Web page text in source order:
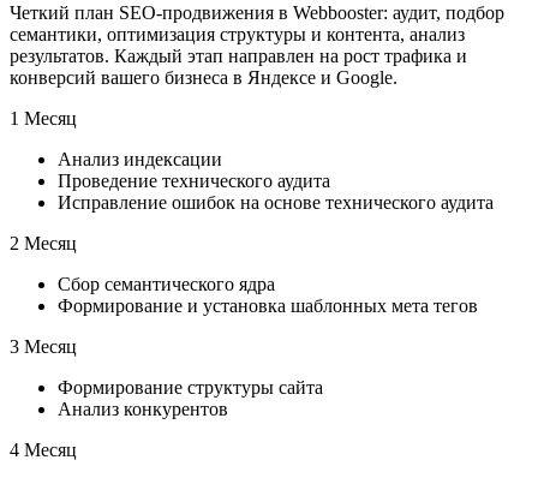
Четкий план SEO-продвижения в Webbooster: аудит, подбор
семантики, оптимизация структуры и контента, анализ
результатов. Каждый этап направлен на рост трафика и
конверсий вашего бизнеса в Яндексе и Google.
1 Месяц
Анализ индексации
Проведение технического аудита
Исправление ошибок на основе технического аудита
2 Месяц
Сбор семантического ядра
Формирование и установка шаблонных мета тегов
3 Месяц
Формирование структуры сайта
Анализ конкурентов
4 Месяц